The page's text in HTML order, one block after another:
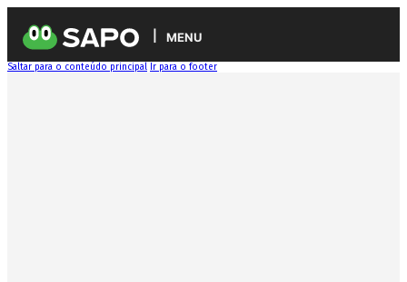
MENU
Saltar para o conteúdo principal Ir para o footer